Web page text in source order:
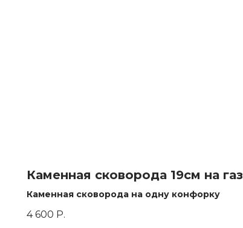
Каменная сковорода 19см на газ
Каменная сковорода на одну конфорку
4 600 Р.